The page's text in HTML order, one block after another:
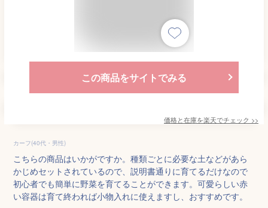
この商品をサイトでみる
価格と在庫を楽天でチェック >>
カーフ(40代・男性)
こちらの商品はいかがですか。種類ごとに必要な土などがあら
かじめセットされているので、説明書通りに育てるだけなので
初心者でも簡単に野菜を育てることができます。可愛らしい赤
い容器は育て終われば小物入れに使えますし、おすすめです。